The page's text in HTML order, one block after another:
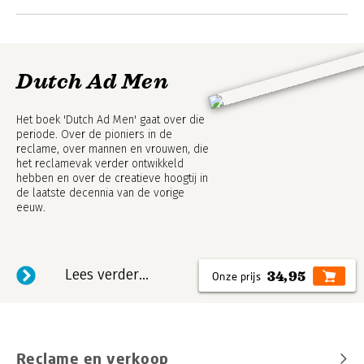
Dutch Ad Men
Het boek 'Dutch Ad Men' gaat over die
periode. Over de pioniers in de
reclame, over mannen en vrouwen, die
het reclamevak verder ontwikkeld
hebben en over de creatieve hoogtij in
de laatste decennia van de vorige
eeuw.
Lees verder... 34,95
Reclame en verkoop